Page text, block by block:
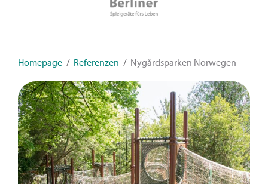
News
Kontakt
Homepage / Referenzen / Nygårdsparken Norwegen